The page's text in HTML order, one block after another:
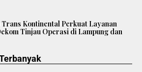
Kontinental Perkuat Layanan
Tinjau Operasi di Lampung dan